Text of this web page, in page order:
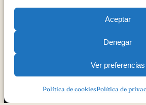
Aceptar
Denegar
Ver preferencias
Política de cookiesPolítica de
CALIDAD AL ÓRGANO DE GESTIÓN DE
GEOGRÁFICA PROTEGIDA CORDERO
Copyright 2023
Política De PrivacidadAviso Legal